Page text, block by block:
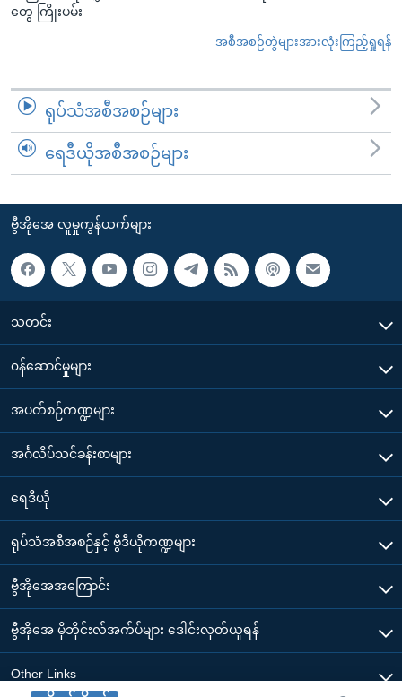
တွေ ကြိုးပမ်း
အစီအစဉ်တွဲများအားလုံးကြည့်ရှုရန်
ရုပ်သံအစီအစဉ်များ
ရေဒီယိုအစီအစဉ်များ
ဗွီအိုအေ လူမှုကွန်ယက်များ
သတင်း
၀န်ဆောင်မှုများ
အပတ်စဉ်ကဏ္ဍများ
အင်္ဂလိပ်သင်ခန်းစာများ
ရေဒီယို
ရုပ်သံအစီအစဉ်နှင့် ဗွီဒီယိုကဏ္ဍများ
ဗွီအိုအေအကြောင်း
ဗွီအိုအေ မိုဘိုင်းလ်အက်ပ်များ ဒေါင်းလုတ်ယူရန်
Other Links